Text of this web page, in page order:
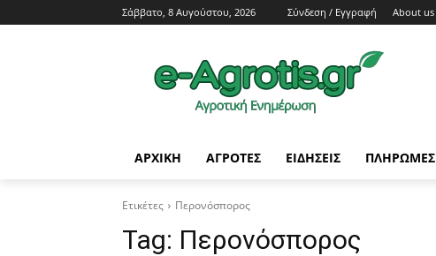
Σάββατο, 8 Αυγούστου, 2026 Σύνδεση / Εγγραφή About us
ΑΡΧΙΚΗ AΓΡΟΤΕΣ ΕΙΔΗΣΕΙΣ ΠΛΗΡΩΜΕΣ
Ετικέτες Περονόσπορος
Tag: Περονόσπορος